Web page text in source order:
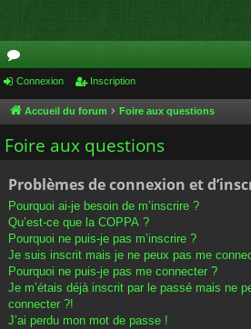
or
u
m
Connexion Inscription
Accueil du forum Foire aux questions
Foire aux questions
Problèmes de connexion et
Pourquoi ai-je besoin de m’inscrire ?
Qu’est-ce que la COPPA ?
Pourquoi ne puis-je pas m’inscrire ?
Je suis inscrit mais je ne peux pas me
Pourquoi ne puis-je pas me connecter ?
Je m’étais déjà inscrit par le passé mais ne
connecter ?!
J’ai perdu mon mot de passe !